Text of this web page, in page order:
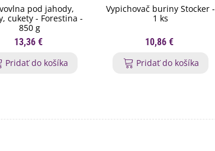
pod jahody,
cukety - Forestina -
850 g
13,36 €
Pridať do košíka
Vypichovač buriny Stocker -
1 ks
10,86 €
Pridať do košíka